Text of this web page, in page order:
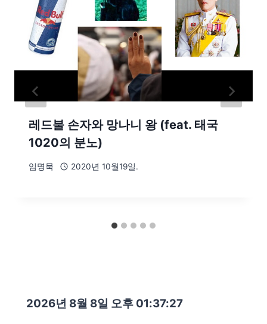
레드불 손자와 망나니 왕 (feat. 태국
1020의 분노)
임명묵 2020년 10월19일.
2026년 8월 8일 오후 01:37:29